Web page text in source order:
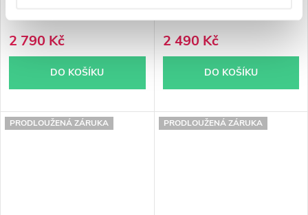
2 790 Kč
DO KOŠÍKU
2 490 Kč
DO KOŠÍKU
PRODLOUŽENÁ ZÁRUKA PRODLOUŽENÁ ZÁRUKA